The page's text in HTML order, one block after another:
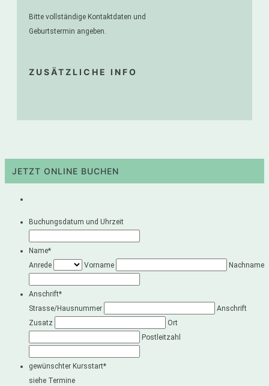
Bitte vollständige Kontaktdaten und
Geburtstermin angeben.
ZUSÄTZLICHE INFO
JETZT ONLINE BUCHEN
Buchungsdatum und Uhrzeit
Name*
Anrede
Vorname Nachname
Anschrift*
Strasse/Hausnummer
Anschrift
Zusatz
Ort
Postleitzahl
gewünschter Kursstart*
siehe Termine